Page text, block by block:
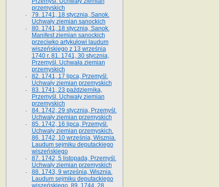
przemyskich
79. 1741, 18 stycznia, Sanok.
Uchwały ziemian sanockich
80. 1741, 18 stycznia, Sanok.
Manifest ziemian sanockich
przeciwko artykułowi laudum
wiszeńskiego z 13 wrze­śnia
1740 r. 81. 1741, 30 stycznia,
Przemyśl. Uchwała ziemian
przemyskich
82. 1741, 17 lipca, Przemyśl.
Uchwały ziemian przemyskich
83. 1741, 23 października,
Przemyśl. Uchwały ziemian
przemyskich
84. 1742, 29 stycznia, Przemyśl.
Uchwały ziemian przemyskich
85. 1742, 16 lipca, Przemyśl.
Uchwały ziemian przemyskich.
86. 1742, 10 września, Wisznia.
Laudum sejmiku deputackiego
wiszeńskiego
87. 1742, 5 listopada, Przemyśl.
Uchwały ziemian przemyskich
88. 1743, 9 września, Wisznia.
Laudum sejmiku deputackiego
wiszeńskiego. 89. 1744, 28